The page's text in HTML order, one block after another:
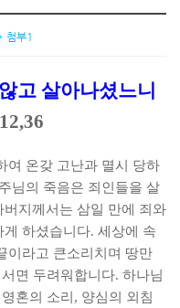
첨부1
고 살아나셨느니
여 온갖 고난과 멸시 당하
주님의 죽음은 죄인들을 살
지께서는 삼일 만에 죄와
게 하셨습니다. 세상에 속
이라고 큰소리치며 땅만
면 두려워합니다. 하나님
혼의 소리 , 양심의 외침